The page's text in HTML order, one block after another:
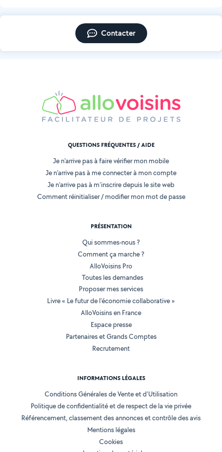
Contacter
QUESTIONS FRÉQUENTES / AIDE
Je n'arrive pas à faire vérifier mon mobile
Je n'arrive pas à me connecter à mon compte
Je n'arrive pas à m'inscrire depuis le site web
Comment réinitialiser / modifier mon mot de passe
PRÉSENTATION
Qui sommes-nous ?
Comment ça marche ?
AlloVoisins Pro
Toutes les demandes
Proposer mes services
Livre « Le futur de l'économie collaborative »
AlloVoisins en France
Espace presse
Partenaires et Grands Comptes
Recrutement
INFORMATIONS LÉGALES
Conditions Générales de Vente et d'Utilisation
Politique de confidentialité et de respect de la vie privée
Référencement, classement des annonces et contrôle des avis
Mentions légales
Cookies